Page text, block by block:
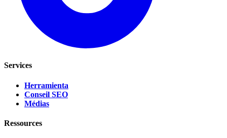
Services
Herramienta
Conseil SEO
Médias
Ressources